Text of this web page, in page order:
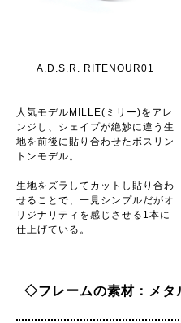
A.D.S.R. RITENOUR01
人気モデルMILLE(ミリー)をアレ
ンジし、シェイプが絶妙に違う生
地を前後に貼り合わせたボスリン
トンモデル。
生地をズラしてカットし貼り合わ
せることで、一見シンプルだがオ
リジナリティを感じさせる1本に
仕上げている。
◇フレームの素材：メタ